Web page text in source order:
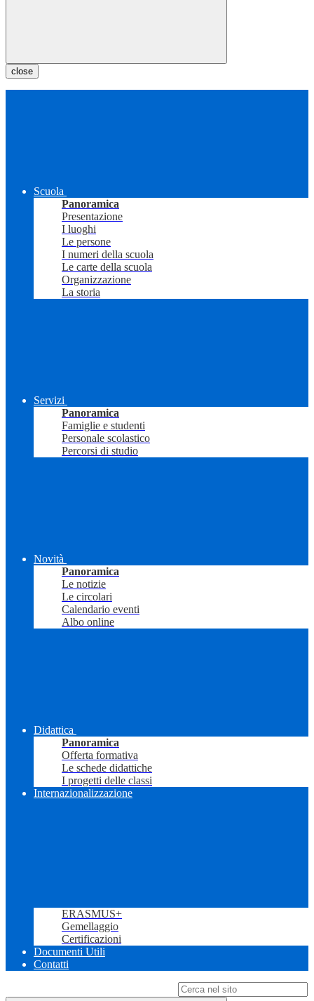
close
Scuola
Panoramica
Presentazione
I luoghi
Le persone
I numeri della scuola
Le carte della scuola
Organizzazione
La storia
Servizi
Panoramica
Famiglie e studenti
Personale scolastico
Percorsi di studio
Novità
Panoramica
Le notizie
Le circolari
Calendario eventi
Albo online
Didattica
Panoramica
Offerta formativa
Le schede didattiche
I progetti delle classi
Internazionalizzazione
ERASMUS+
Gemellaggio
Certificazioni
Documenti Utili
Contatti